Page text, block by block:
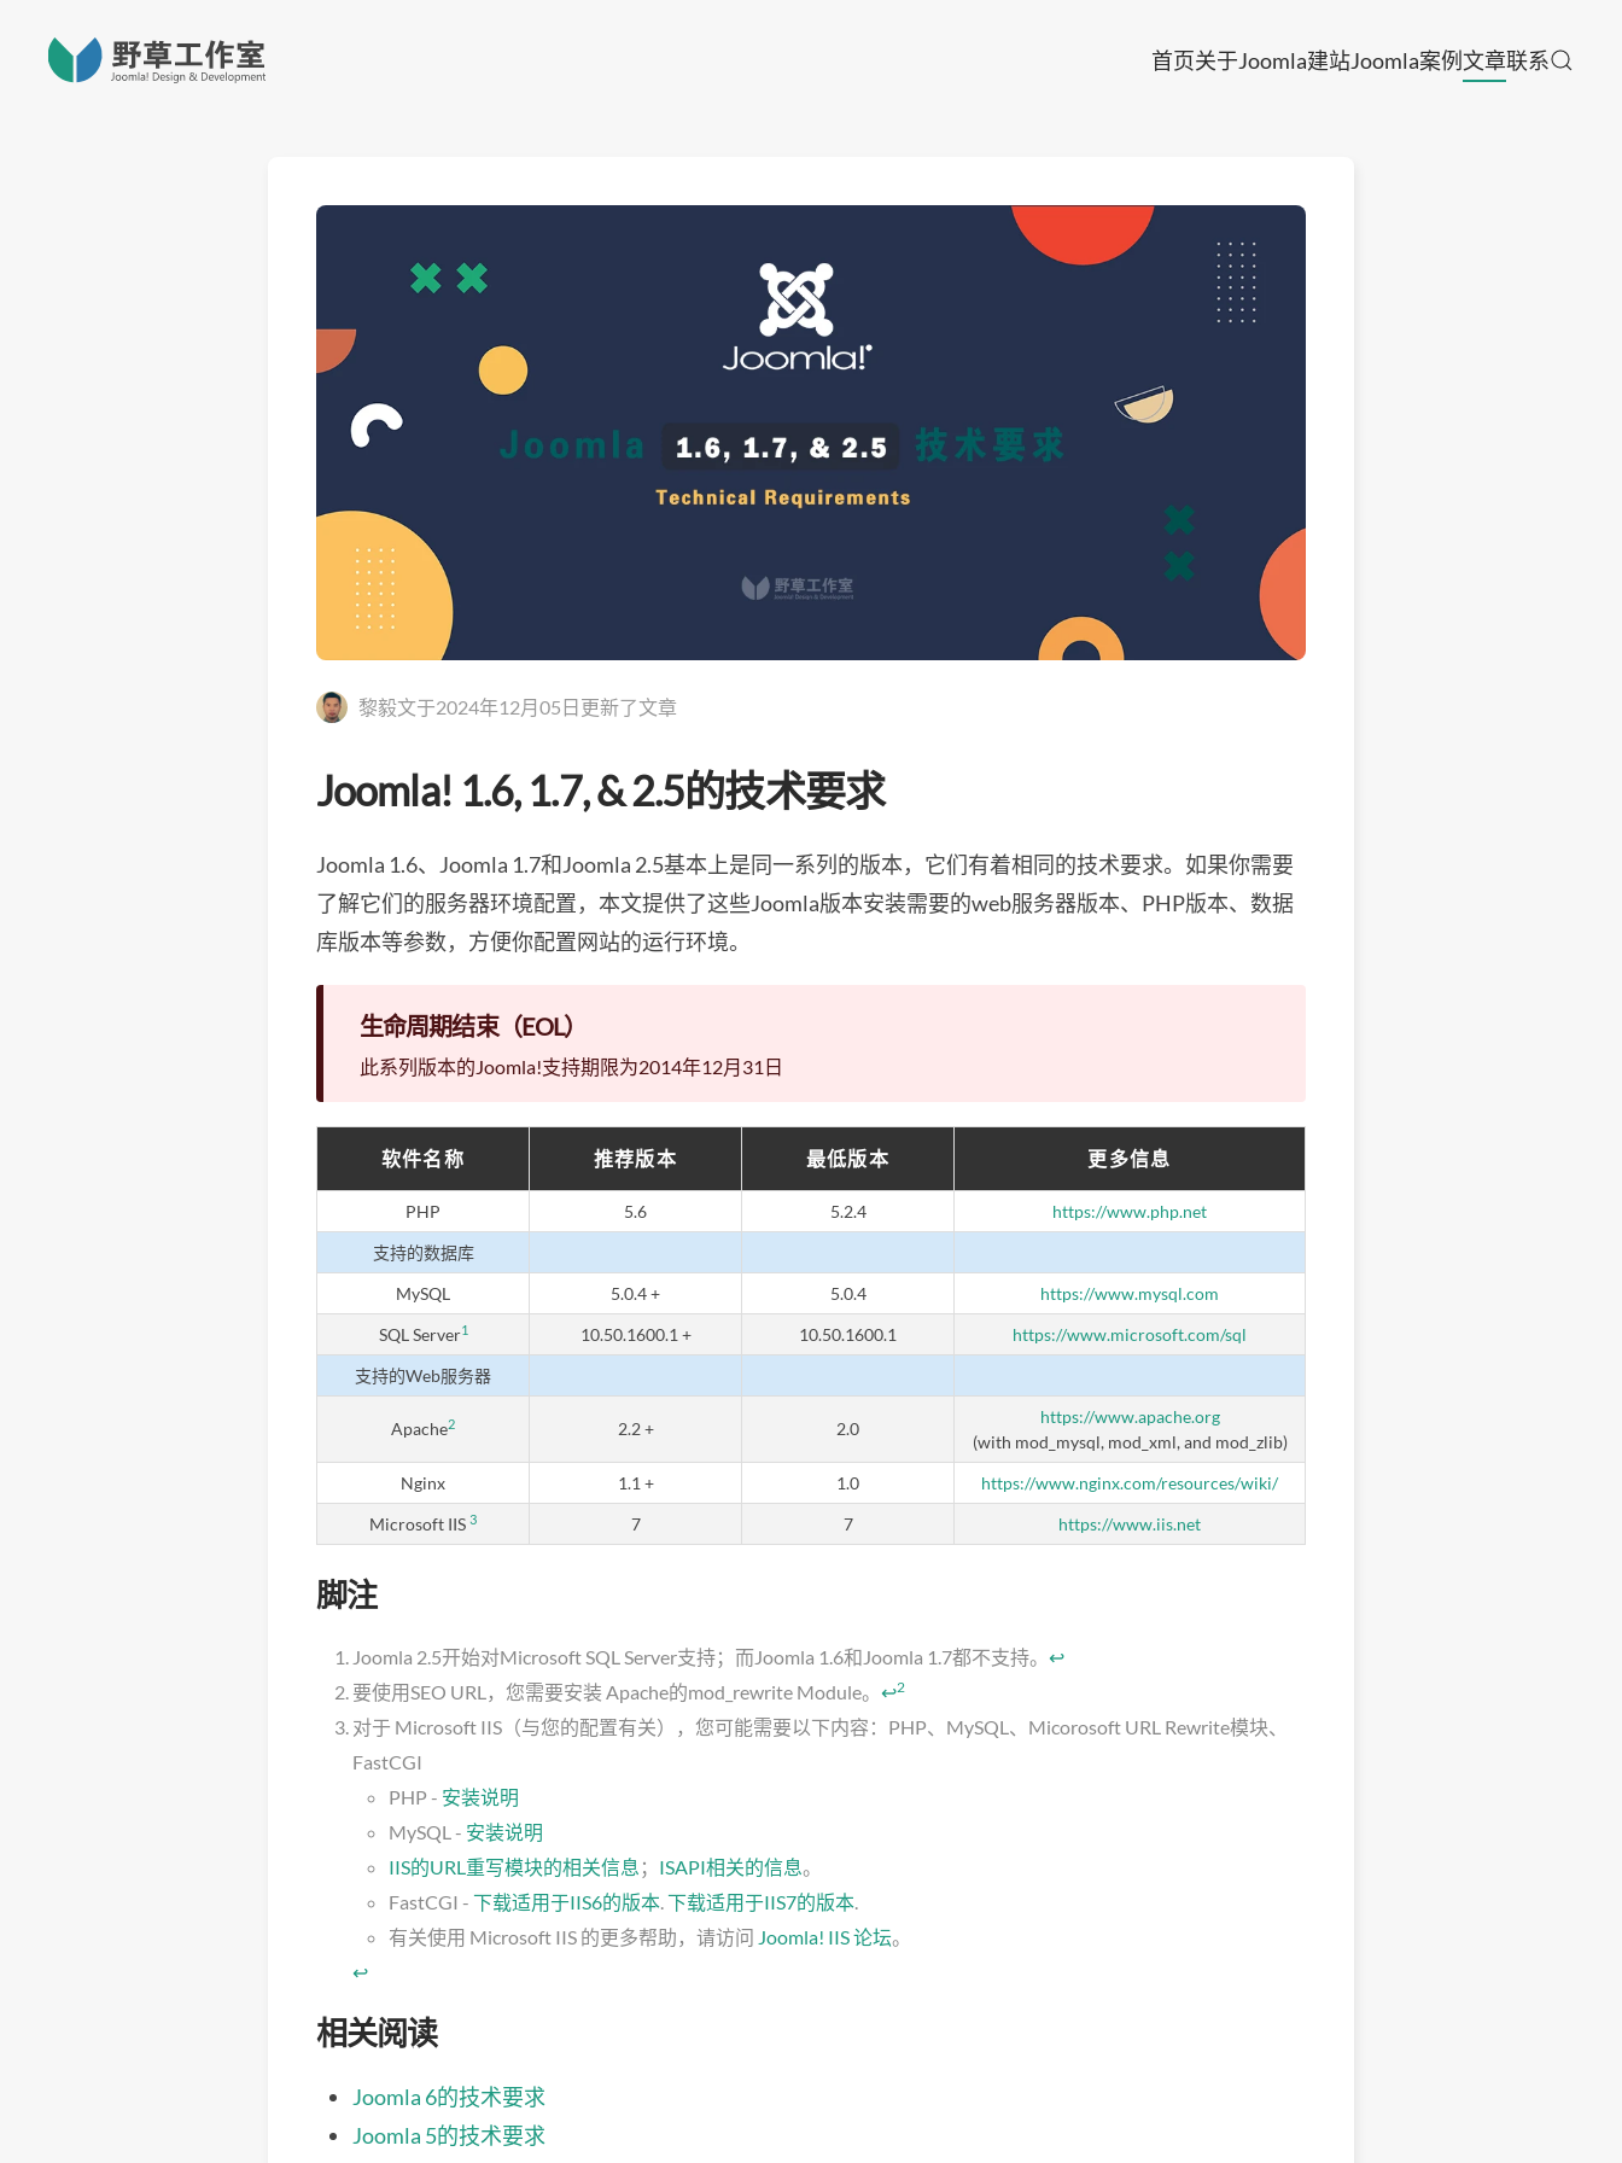
首页关于Joomla建站Joomla案例 文章联系
黎毅文于2024年12月05日更新了文章
Joomla! 1.6, 1.7, & 2.5的技术要求
Joomla 1.6、Joomla 1.7和Joomla 2.5基本上是同一系列的版本，它们有着相同的技术要求。如果你需要
了解它们的服务器环境配置，本文提供了这些Joomla版本安装需要的web服务器版本、PHP版本、数据
库版本等参数，方便你配置网站的运行环境。
生命周期结束（EOL）
此系列版本的Joomla!支持期限为2014年12月31日
软件名称 推荐版本 最低版本 更多信息
PHP 5.6 5.2.4
https://www.php.net
支持的数据库
MySQL
5.0.4 + 5.0.4
https://www.mysql.com
SQL Server1 10.50.1600.1 + 10.50.1600.1
https://www.microsoft.com/sql
支持的Web服务器
Apache2 2.2 + 2.0
https://www.apache.org
(with mod_mysql, mod_xml, and mod_zlib)
Nginx
1.1 + 1.0
https://www.nginx.com/resources/wiki/
Microsoft IIS 3 7 7 https://www.iis.net
脚注
Joomla 2.5开始对Microsoft SQL Server支持；而Joomla 1.6和Joomla 1.7都不支持。 ↩
要使用SEO URL，您需要安装 Apache的mod_rewrite Module。 ↩2
对于 Microsoft IIS（与您的配置有关），您可能需要以下内容：PHP、MySQL、Micorosoft URL Rewrite模块、
FastCGI
PHP - 安装说明
MySQL - 安装说明
IIS的URL重写模块的相关信息 ； ISAPI相关的信息。
FastCGI - 下载适用于IIS6的版本.下载适用于IIS7的版本.
有关使用 Microsoft IIS 的更多帮助，请访问 Joomla! IIS 论坛。
↩
相关阅读
Joomla 6的技术要求
Joomla 5的技术要求